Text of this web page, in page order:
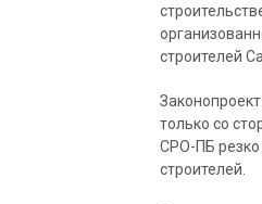
строителей
только со
СРО-ПБ
строителей.